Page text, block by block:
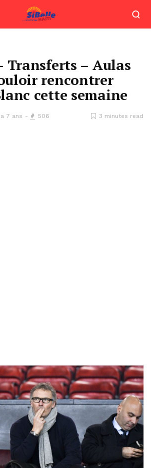
Transferts – Aulas
rencontrer
cette semaine
7 ans 506 3 minutes read